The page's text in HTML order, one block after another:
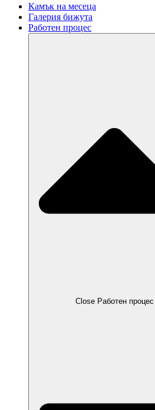
Камък на месеца
Галерия бижута
Работен процес
Close Работен процес